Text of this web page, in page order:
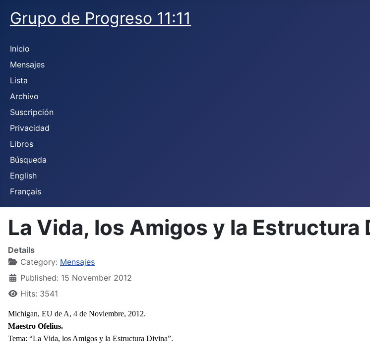
Grupo de Progreso 11:11
Inicio
Mensajes
Lista
Archivo
Suscripción
Privacidad
Libros
Búsqueda
English
Français
La Vida, los Amigos y la Estructura
Details
Category: Mensajes
Published: 15 November 2012
Hits: 3541
Michigan, EU de A, 4 de Noviembre, 2012.
Maestro Ofelius.
Tema: “La Vida, los Amigos y la Estructura Divina”.